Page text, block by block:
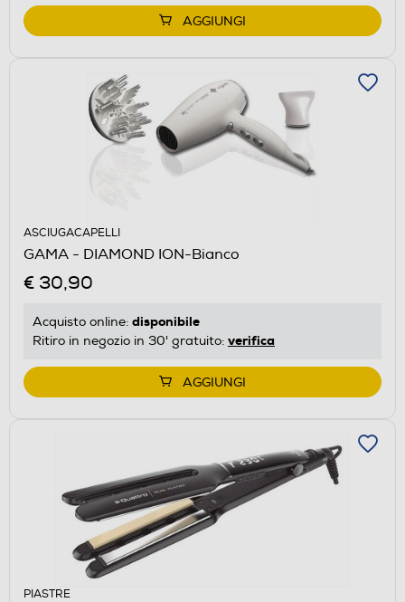
AGGIUNGI
ASCIUGACAPELLI
GAMA - DIAMOND ION-Bianco
€ 30,90
Acquisto online: disponibile
Ritiro in negozio in 30' gratuito: verifica
AGGIUNGI
PIASTRE